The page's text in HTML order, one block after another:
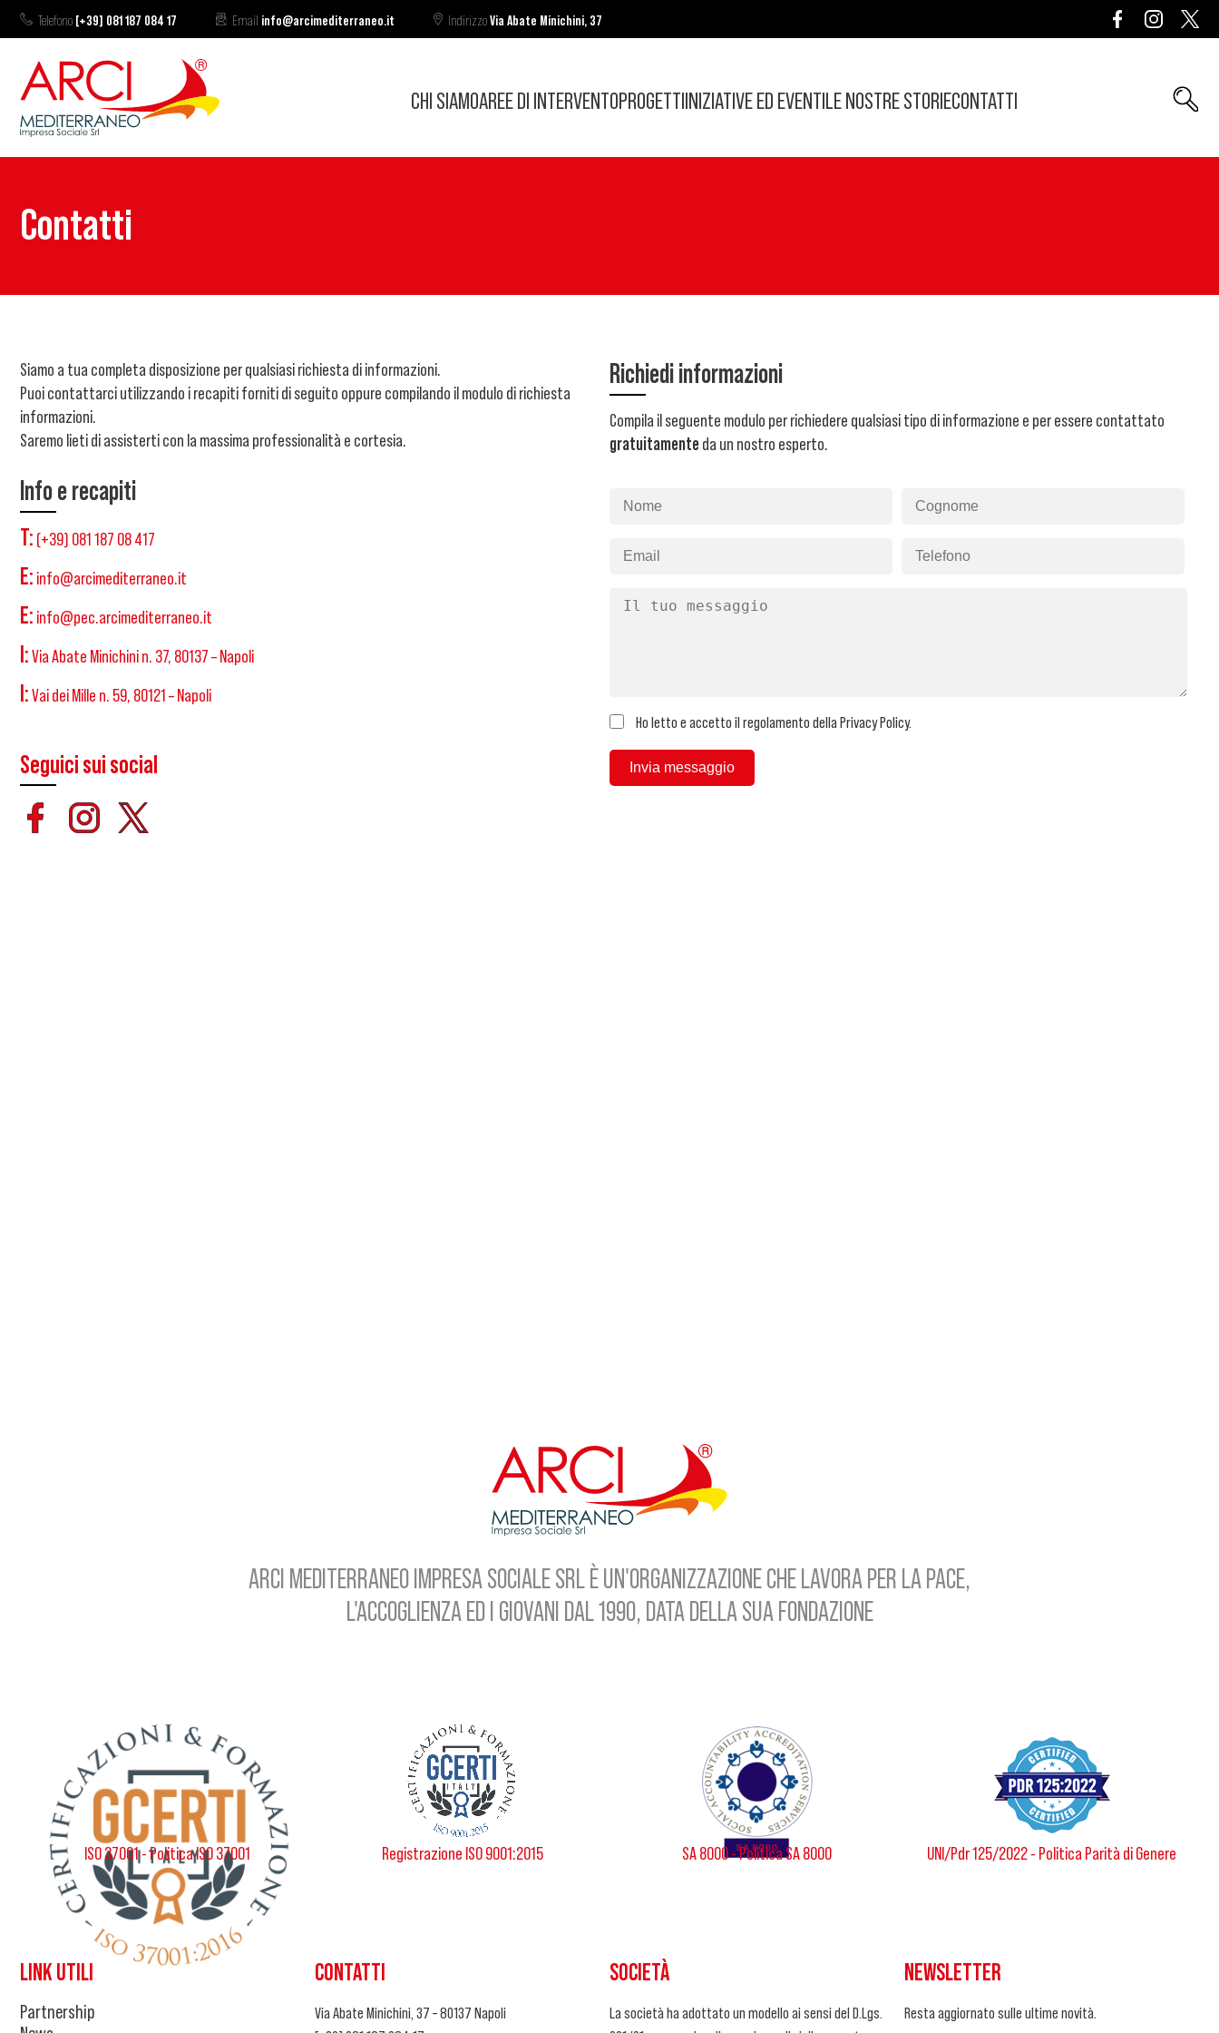
Telefono [+39] 081 187 084 17 Email info@arcimediterraneo.it IndirizzoVia Abate Minichini, 37
CHI SIAMOAREE DI INTERVENTOPROGETTI INIZIATIVE ED EVENTI LE NOSTRE STORIECONTATTI
Contatti
Siamo a tua completa disposizione per qualsiasi richiesta di informazioni.
Puoi contattarci utilizzando i recapiti forniti di seguito oppure compilando il modulo di richiesta
informazioni.
Saremo lieti di assisterti con la massima professionalità e cortesia.
Info e recapiti
T: (+39) 081 187 08 417
E: info@arcimediterraneo.it
E: info@pec.arcimediterraneo.it
I: Via Abate Minichini n. 37, 80137 – Napoli
I: Vai dei Mille n. 59, 80121 – Napoli
Seguici sui social
Richiedi informazioni
Compila il seguente modulo per richiedere qualsiasi tipo di informazione e per essere contattato
gratuitamente da un nostro esperto.
Ho letto e accetto il regolamento della Privacy Policy.
ARCI MEDITERRANEO IMPRESA SOCIALE SRL È UN'ORGANIZZAZIONE CHE LAVORA PER LA PACE,
L'ACCOGLIENZA ED I GIOVANI DAL 1990, DATA DELLA SUA FONDAZIONE
ISO 37001 - Politica ISO 37001 Registrazione ISO 9001:2015 SA 8000 - Politica SA 8000 UNI/Pdr 125/2022 - Politica Parità di Genere
LINK UTILI
Partnership
CONTATTI
Via Abate Minichini, 37 – 80137 Napoli
SOCIETÀ
La società ha adottato un modello ai sensi del D.Lgs.
NEWSLETTER
Resta aggiornato sulle ultime novità.